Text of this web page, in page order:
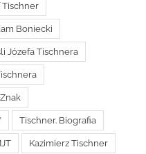
Tischner
Boniecki
Józefa Tischnera
Tischner. Biografia
Kazimierz Tischner